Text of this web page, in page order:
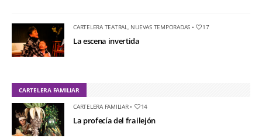
CARTELERA TEATRAL, NUEVAS TEMPORADAS • 17
La escena invertida
CARTELERA FAMILIAR
CARTELERA FAMILIAR• 14
La profecía del frailejón